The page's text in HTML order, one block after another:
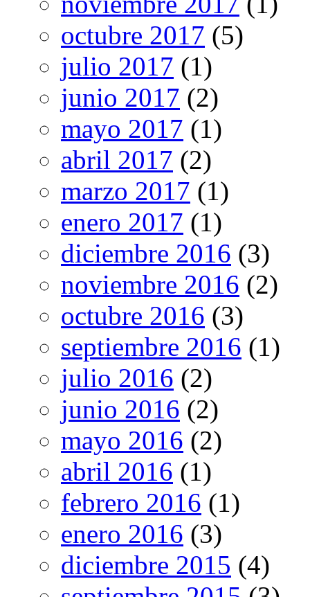
octubre 2017 (5)
julio 2017 (1)
junio 2017 (2)
mayo 2017 (1)
abril 2017 (2)
marzo 2017 (1)
enero 2017 (1)
diciembre 2016 (3)
noviembre 2016 (2)
octubre 2016 (3)
septiembre 2016 (1)
julio 2016 (2)
junio 2016 (2)
mayo 2016 (2)
abril 2016 (1)
febrero 2016 (1)
enero 2016 (3)
diciembre 2015 (4)